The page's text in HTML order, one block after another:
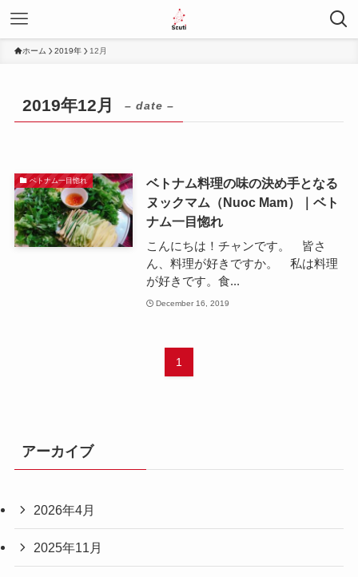
ホーム 2019年 12月
2019年12月 – date –
ベトナム一目惚れ
ベトナム料理の味の決め手となる
ヌックマム（Nuoc Mam）｜ベト
ナム一目惚れ
こんにちは！チャンです。 皆さ
ん、料理が好きですか。 私は料理
が好きです。食...
December 16, 2019
1
アーカイブ
2026年4月
2025年11月